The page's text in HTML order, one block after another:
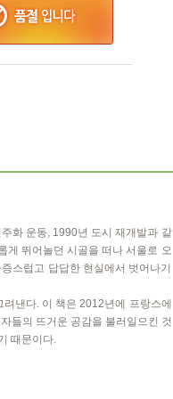
화 운동, 1990년 도시 재개발과 같
게 뛰어놀던 시골을 떠나 서울로 오
스럽고 답답한 현실에서 벗어나기
낸다. 이 책은 2012년에 프랑스에
들의 뜨거운 공감을 불러일으킨 것
때문이다.